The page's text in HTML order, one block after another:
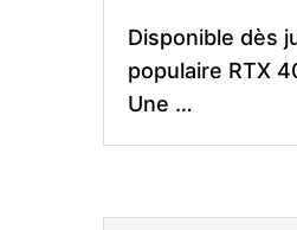
Disponible dès
populaire RTX
Une …